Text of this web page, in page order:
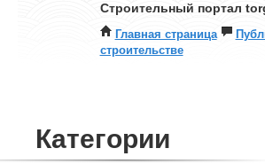
Строительный портал
Главная страница
строительстве
Категории